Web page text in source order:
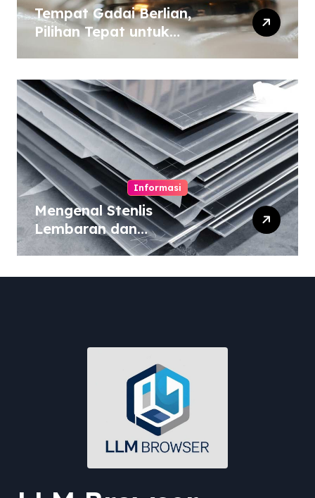
Tempat Gadai Berlian,
Pilihan Tepat untuk
Informasi
Mengenal Stenlis
Lembaran dan
Komposisinya